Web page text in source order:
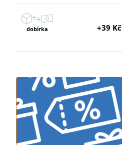
dobírka +39 Kč